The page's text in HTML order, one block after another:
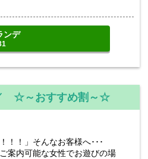
ンデ
☆～おすすめ割～☆
！！」そんなお客様へ･･･
案内可能な女性でお遊びの場